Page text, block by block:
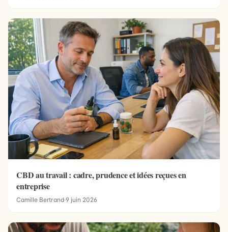
CBD au travail : cadre, prudence et idées reçues en
entreprise
Camille Bertrand·9 juin 2026